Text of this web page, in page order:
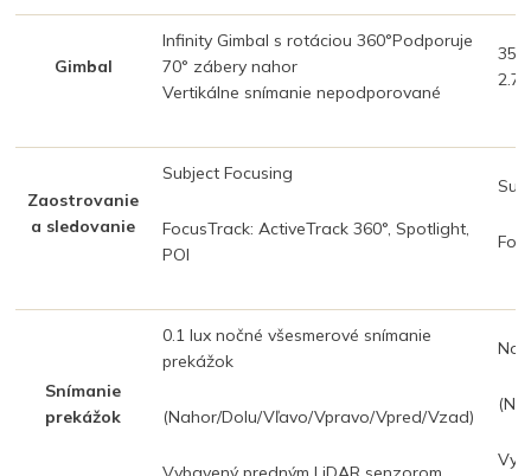
Gimbal
Infinity Gimbal s rotáciou 360°Podporuje
70° zábery nahor
Vertikálne snímanie nepodporované
35°
Zaostrovanie
a sledovanie
Subject Focusing
FocusTrack: ActiveTrack 360°, Spotlight,
POI
Snímanie
prekážok
0.1 lux nočné všesmerové snímanie
prekážok
(Nahor/Dolu/Vľavo/Vpravo/Vpred/Vzad)